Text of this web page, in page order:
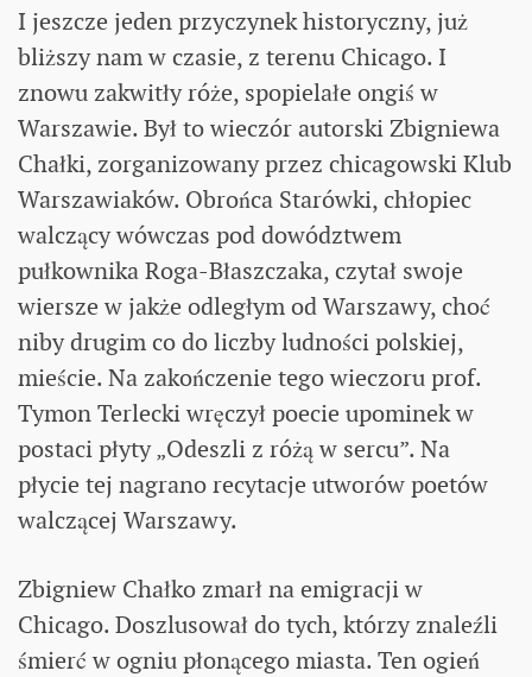
I jeszcze jeden przyczynek historyczny, już
bliższy nam w czasie, z terenu Chicago. I
znowu zakwitły róże, spopielałe ongiś w
Warszawie. Był to wieczór autorski Zbigniewa
Chałki, zorganizowany przez chicagowski Klub
Warszawiaków. Obrońca Starówki, chłopiec
walczący wówczas pod dowództwem
pułkownika Roga-Błaszczaka, czytał swoje
wiersze w jakże odległym od Warszawy, choć
niby drugim co do liczby ludności polskiej,
mieście. Na zakończenie tego wieczoru prof.
Tymon Terlecki wręczył poecie upominek w
postaci płyty „Odeszli z różą w sercu”. Na
płycie tej nagrano recytacje utworów poetów
walczącej Warszawy.
Zbigniew Chałko zmarł na emigracji w
Chicago. Doszlusował do tych, którzy znaleźli
śmierć w ogniu płonącego miasta. Ten ogień